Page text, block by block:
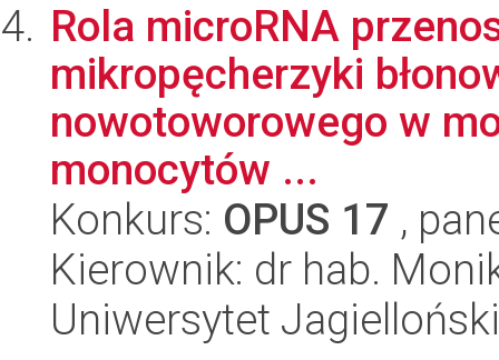
Rola microRNA
mikropęcherzyki
nowotoworowego w
monocytów ...
Konkurs: OPUS 17 ,
Kierownik: dr hab.
Uniwersytet